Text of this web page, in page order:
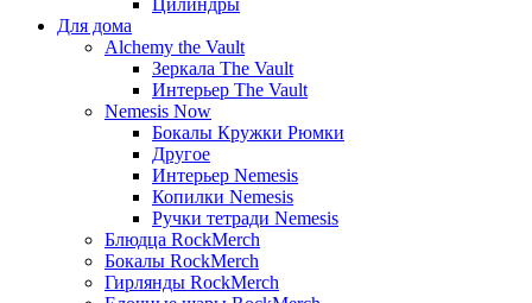
Цилиндры
Для дома
Alchemy the Vault
Зеркала The Vault
Интерьер The Vault
Nemesis Now
Бокалы Кружки Рюмки
Другое
Интерьер Nemesis
Копилки Nemesis
Ручки тетради Nemesis
Блюдца RockMerch
Бокалы RockMerch
Гирлянды RockMerch